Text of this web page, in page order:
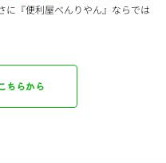
に『便利屋べんりやん』ならでは
ちらから